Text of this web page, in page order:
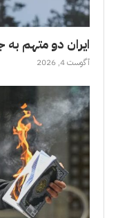
ایران دو متهم
آگوست 4, 2026